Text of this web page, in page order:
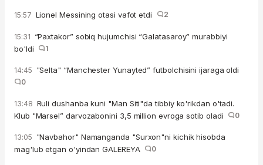
15:57 Lionel Messining otasi vafot etdi 2
15:31 “Paxtakor” sobiq hujumchisi “Galatasaroy” murabbiyi
bo'ldi
1
14:45 "Selta" “Manchester Yunayted” futbolchisini ijaraga oldi
0
13:48 Ruli dushanba kuni "Man Siti"da tibbiy ko'rikdan o'tadi.
Klub "Marsel” darvozabonini 3,5 million evroga sotib oladi
0
13:05 "Navbahor" Namanganda "Surxon"ni kichik hisobda
mag'lub etgan o'yindan GALEREYA
0